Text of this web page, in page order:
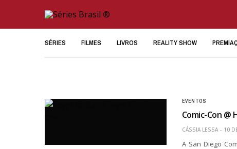
SÉRIES FILMES LIVROS REALITY SHOW
EVENTOS
Comic-Con @
CÁSSIA LESSA 10
A San Diego